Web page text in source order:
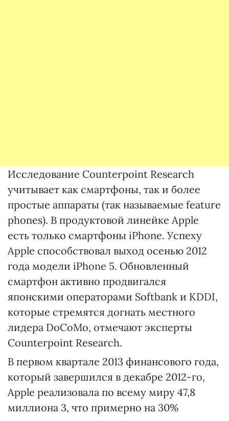
Исследование Counterpoint Research
учитывает как смартфоны, так и более
простые аппараты (так называемые feature
phones). В продуктовой линейке Apple
есть только смартфоны iPhone. Успеху
Apple способствовал выход осенью 2012
года модели iPhone 5. Обновленный
смартфон активно продвигался
японскими операторами Softbank и KDDI,
которые стремятся догнать местного
лидера DoCoMo, отмечают эксперты
Counterpoint Research.
В первом квартале 2013 финансового года,
который завершился в декабре 2012-го,
Apple реализовала по всему миру 47,8
миллиона 3, что примерно на 30%